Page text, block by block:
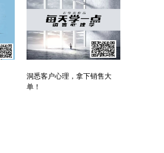
洞悉客户心理，拿下销售大
单！